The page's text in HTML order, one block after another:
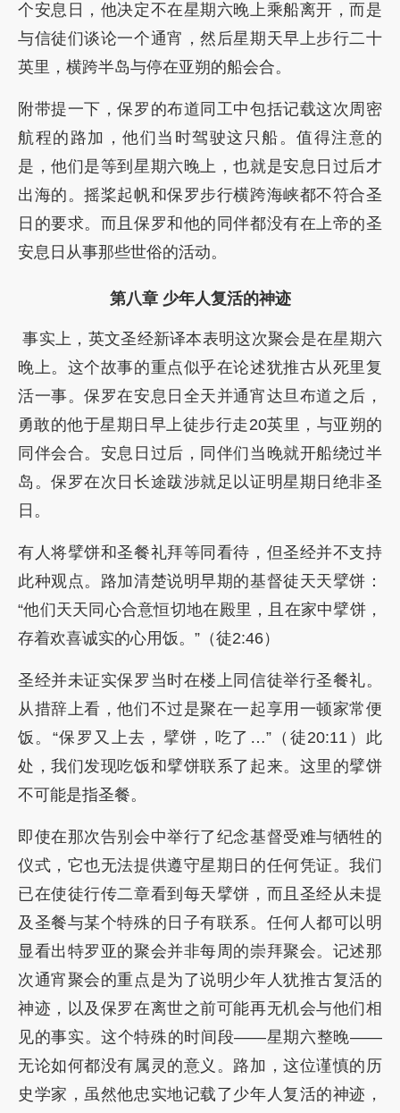
个安息日，他决定不在星期六晚上乘船离开，而是
与信徒们谈论一个通宵，然后星期天早上步行二十
英里，横跨半岛与停在亚朔的船会合。
附带提一下，保罗的布道同工中包括记载这次周密
航程的路加，他们当时驾驶这只船。值得注意的
是，他们是等到星期六晚上，也就是安息日过后才
出海的。摇桨起帆和保罗步行横跨海峡都不符合圣
日的要求。而且保罗和他的同伴都没有在上帝的圣
安息日从事那些世俗的活动。
第八章 少年人复活的神迹
事实上，英文圣经新译本表明这次聚会是在星期六
晚上。这个故事的重点似乎在论述犹推古从死里复
活一事。保罗在安息日全天并通宵达旦布道之后，
勇敢的他于星期日早上徒步行走20英里，与亚朔的
同伴会合。安息日过后，同伴们当晚就开船绕过半
岛。保罗在次日长途跋涉就足以证明星期日绝非圣
日。
有人将擘饼和圣餐礼拜等同看待，但圣经并不支持
此种观点。路加清楚说明早期的基督徒天天擘饼：
“他们天天同心合意恒切地在殿里，且在家中擘饼，
存着欢喜诚实的心用饭。”（徒2:46）
圣经并未证实保罗当时在楼上同信徒举行圣餐礼。
从措辞上看，他们不过是聚在一起享用一顿家常便
饭。“保罗又上去，擘饼，吃了…”（徒20:11）此
处，我们发现吃饭和擘饼联系了起来。这里的擘饼
不可能是指圣餐。
即使在那次告别会中举行了纪念基督受难与牺牲的
仪式，它也无法提供遵守星期日的任何凭证。我们
已在使徒行传二章看到每天擘饼，而且圣经从未提
及圣餐与某个特殊的日子有联系。任何人都可以明
显看出特罗亚的聚会并非每周的崇拜聚会。记述那
次通宵聚会的重点是为了说明少年人犹推古复活的
神迹，以及保罗在离世之前可能再无机会与他们相
见的事实。这个特殊的时间段——星期六整晚——
无论如何都没有属灵的意义。路加，这位谨慎的历
史学家，虽然他忠实地记载了少年人复活的神迹，